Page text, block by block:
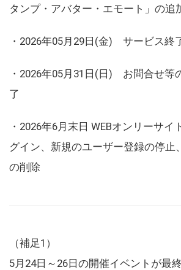
タンプ・アバター・エモート」の追
・2026年05月29日(金) サービス終
・2026年05月31日(日) お問合せ等
了
・2026年6月末日 WEBオンリーサイ
グイン、新規のユーザー登録の停止
の削除
（補足1）
5月24日～26日の開催イベントが最